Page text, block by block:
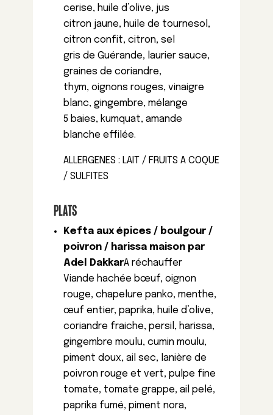
cerise, huile d’olive, jus
citron jaune, huile de tournesol,
citron confit, citron, sel
gris de Guérande, laurier sauce,
graines de coriandre,
thym, oignons rouges, vinaigre
blanc, gingembre, mélange
5 baies, kumquat, amande
blanche effilée.
ALLERGENES : LAIT / FRUITS A COQUE
/ SULFITES
PLATS
Kefta aux épices / boulgour /
poivron / harissa maison par
Adel DakkarA réchauffer
Viande hachée bœuf, oignon
rouge, chapelure panko, menthe,
œuf entier, paprika, huile d’olive,
coriandre fraiche, persil, harissa,
gingembre moulu, cumin moulu,
piment doux, ail sec, lanière de
poivron rouge et vert, pulpe fine
tomate, tomate grappe, ail pelé,
paprika fumé, piment nora,